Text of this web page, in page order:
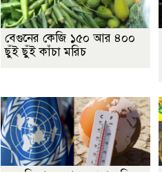
বেগুনের কেজি ১৫০ আর ৪০০
ছুঁই ছুঁই কাঁচা মরিচ